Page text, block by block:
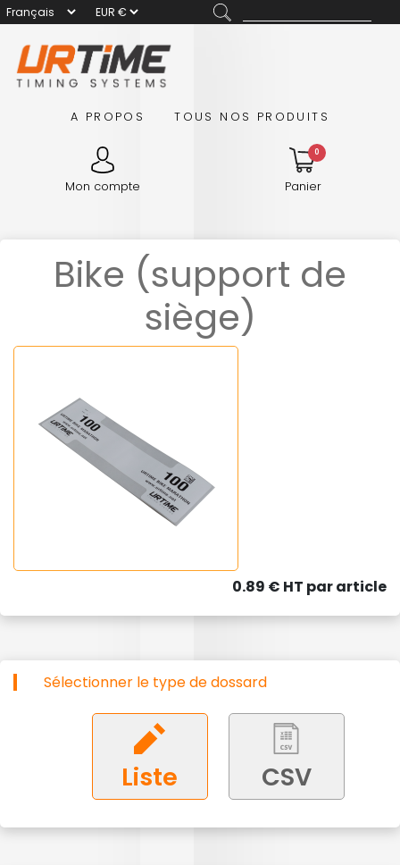
A PROPOS TOUS NOS PRODUITS
Mon compte Panier
0
Bike (support de
siège)
0.89 € HT par article
Sélectionner le type de dossard
Liste CSV